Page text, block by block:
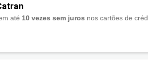
até 10 vezes sem juros nos cartões de crédito.